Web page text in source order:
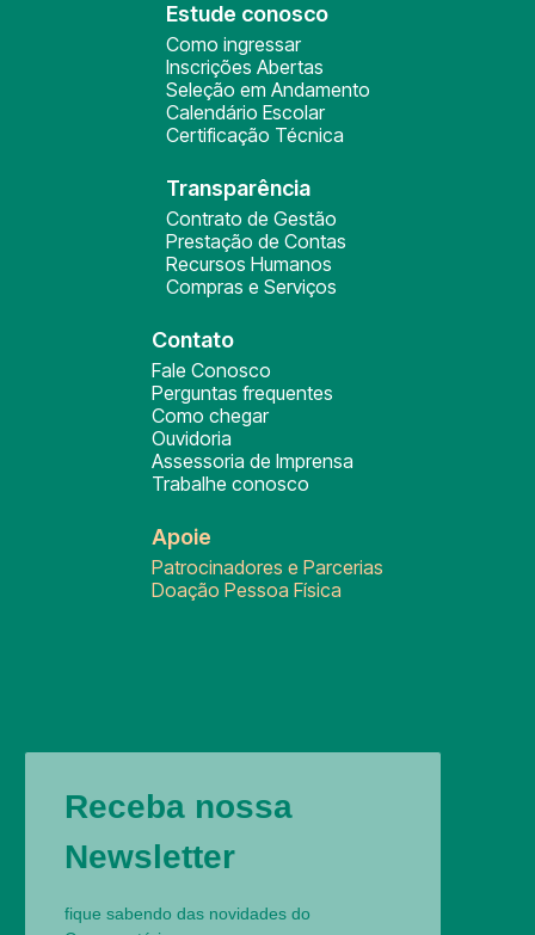
Estude conosco
Como ingressar
Inscrições Abertas
Seleção em Andamento
Calendário Escolar
Certificação Técnica
Transparência
Contrato de Gestão
Prestação de Contas
Recursos Humanos
Compras e Serviços
Contato
Fale Conosco
Perguntas frequentes
Como chegar
Ouvidoria
Assessoria de Imprensa
Trabalhe conosco
Apoie
Patrocinadores e Parcerias
Doação Pessoa Física